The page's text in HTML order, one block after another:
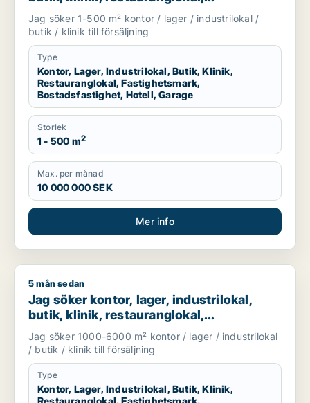
fastighetsmark, bostadsfastighet, hotell
eller garage till salu i Linköping,
Falkenberg eller Varberg m.fl.
Jag söker 1-500 m² kontor / lager / industrilokal /
butik / klinik till försäljning
Type
Kontor, Lager, Industrilokal, Butik, Klinik,
Restauranglokal, Fastighetsmark,
Bostadsfastighet, Hotell, Garage
Storlek
1 - 500 m2
Max. per månad
10 000 000 SEK
Mer info
Jag söker kontor, lager, industrilokal, butik, klinik,
5 mån sedan
Jag söker kontor, lager, industrilokal,
butik, klinik, restauranglokal,
fastighetsmark, bostadsfastighet, hotell
eller garage till salu i Härryda, Partille
eller Öckerö m.fl.
Jag söker 1000-6000 m² kontor / lager / industrilokal
/ butik / klinik till försäljning
Type
Kontor, Lager, Industrilokal, Butik, Klinik,
Restauranglokal, Fastighetsmark,